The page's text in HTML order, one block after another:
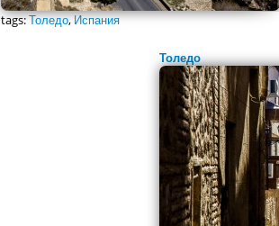
tags:Толедо,Испания
Толедо